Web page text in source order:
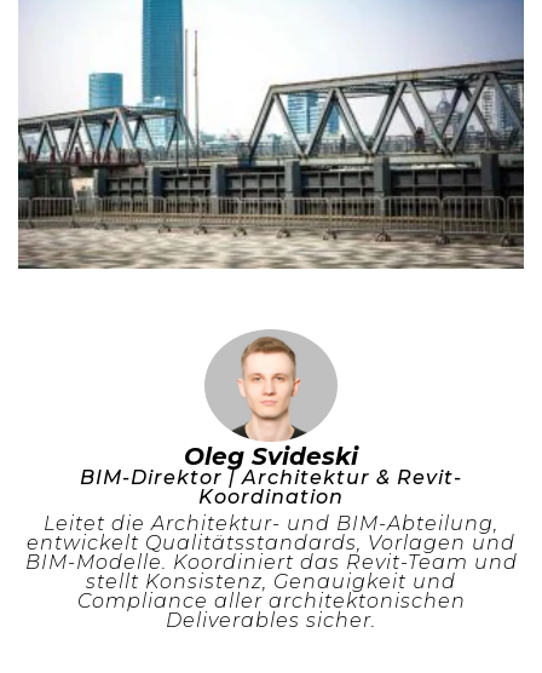
Oleg Svideski
BIM-Direktor | Architektur & Revit-
Koordination
Leitet die Architektur- und BIM-Abteilung,
entwickelt Qualitätsstandards, Vorlagen und
BIM-Modelle. Koordiniert das Revit-Team und
stellt Konsistenz, Genauigkeit und
Compliance aller architektonischen
Deliverables sicher.